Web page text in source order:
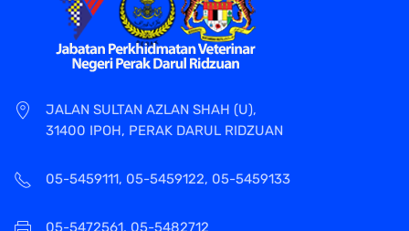
JALAN SULTAN AZLAN SHAH (U),
31400 IPOH, PERAK DARUL RIDZUAN
05-5459111, 05-5459122, 05-5459133
05-5472561, 05-5482712